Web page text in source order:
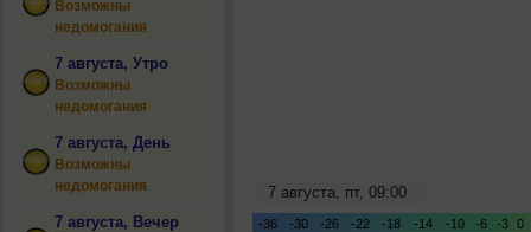
Возможны
недомогания
7 августа, Утро
Возможны
недомогания
7 августа, День
Возможны
недомогания
7 августа, Вечер